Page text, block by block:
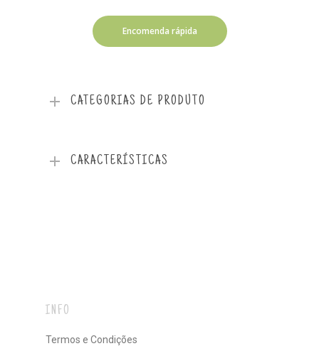
Encomenda rápida
CATEGORIAS DE PRODUTO
CARACTERÍSTICAS
INFO
Termos e Condições